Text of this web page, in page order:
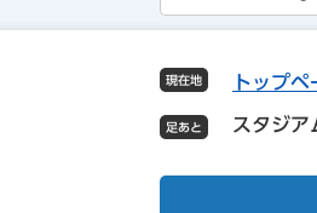
o
g
l
e
ス
現在地 トップペ
スタジア